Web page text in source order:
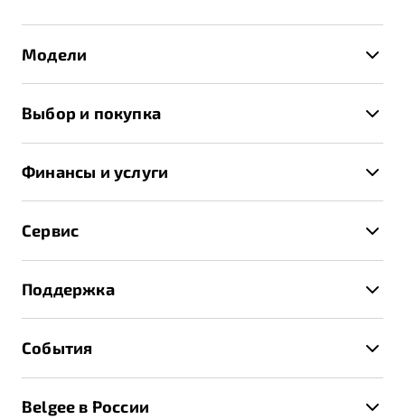
Модели
X70
Выбор и покупка
Записаться на тест-драйв
Получить предложение
Финансы и услуги
Страхование
Расчет КАСКО
Сервис
Техническое обслуживание
Калькулятор ТО
Поддержка
Помощь на дорогах
События
Belgee в России